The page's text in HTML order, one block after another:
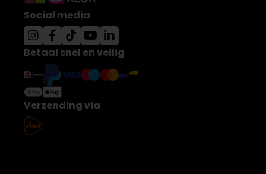
Social media
Betaal snel en veilig
Verzending via